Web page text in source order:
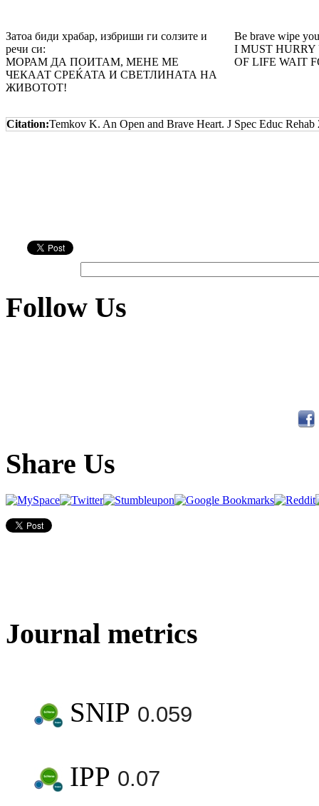
Затоа биди храбар, избриши ги солзите и
речи си:
МОРАМ ДА ПОИТАМ, МЕНЕ МЕ
ЧЕКААТ СРЕЌАТА И СВЕТЛИНАТА НА
ЖИВОТОТ!
Be brave wipe
I MUST
OF LIFE WAIT
Citation:Temkov K. An Open and Brave Heart. J Spec Educ
Follow Us
Share Us
Journal metrics
SNIP 0.059
IPP 0.07